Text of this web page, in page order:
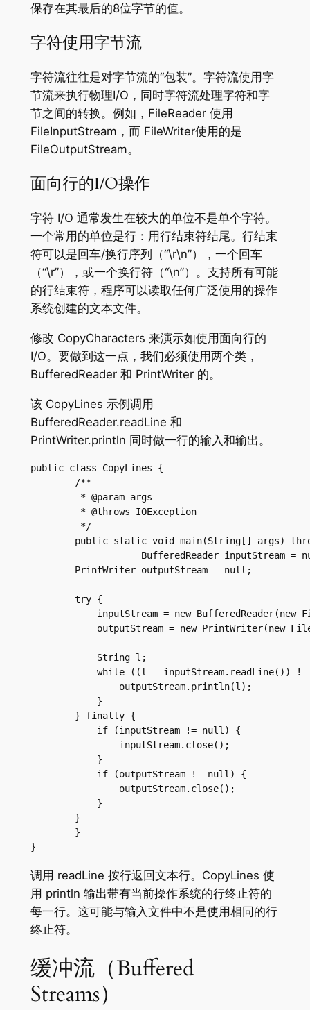
保存在其最后的8位字节的值。
字符使用字节流
字符流往往是对字节流的“包装”。字符流使用字
节流来执行物理I/O，同时字符流处理字符和字
节之间的转换。例如，FileReader 使用
FileInputStream，而 FileWriter使用的是
FileOutputStream。
面向行的I/O操作
字符 I/O 通常发生在较大的单位不是单个字符。
一个常用的单位是行：用行结束符结尾。行结束
符可以是回车/换行序列（“\r\n”），一个回车
（“\r”），或一个换行符（“\n”）。支持所有可能
的行结束符，程序可以读取任何广泛使用的操作
系统创建的文本文件。
修改 CopyCharacters 来演示如使用面向行的
I/O。要做到这一点，我们必须使用两个类，
BufferedReader 和 PrintWriter 的。
该 CopyLines 示例调用
BufferedReader.readLine 和
PrintWriter.println 同时做一行的输入和输出。
public class CopyLines {
        PrintWriter outputStream = null;
        try {
inputStream = new BufferedReader(new
outputStream = new PrintWriter(new
            String l;
while ((l = inputStream.readLine()) !=
                outputStream.println(l);
            }
        } finally {
            if (inputStream != null) {
                inputStream.close();
            }
            if (outputStream != null) {
                outputStream.close();
            }
        }
}
调用 readLine 按行返回文本行。CopyLines 使
用 println 输出带有当前操作系统的行终止符的
每一行。这可能与输入文件中不是使用相同的行
终止符。
缓冲流（Buffered
Streams）